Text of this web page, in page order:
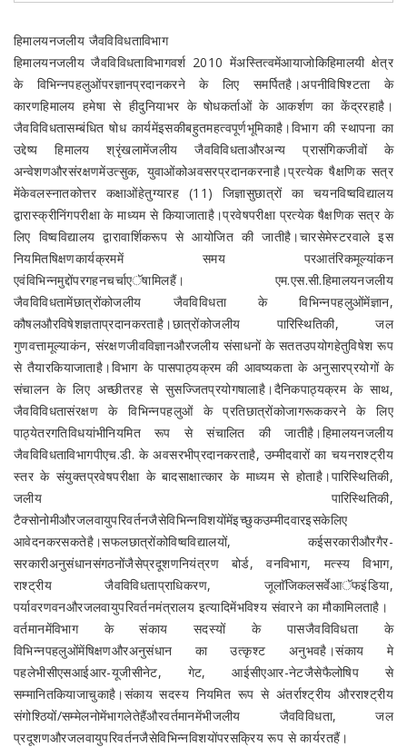
हिमालयनजलीय जैवविविधताविभाग
हिमालयनजलीय जैवविविधताविभागवर्श 2010 मेंअस्तित्वमेंआयाजोकिहिमालयी क्षेत्र
के विभिन्नपहलुओंपरज्ञानप्रदानकरने के लिए समर्पितहै।अपनीविषिश्टता के
कारणहिमालय हमेषा से हीदुनियाभर के षोधकर्ताओं के आकर्शण का केंद्ररहाहै।
जैवविविधतासम्बंधित षोध कार्यमेंइसकीबहुतमहत्वपूर्णभूमिकाहै।विभाग की स्थापना का
उद्देष्य हिमालय श्रृंखलामेंजलीय जैवविविधताऔरअन्य प्रासंगिकजीवों के
अन्वेशणऔरसंरक्षणमेंउत्सुक, युवाओंकोअवसरप्रदानकरनाहै।प्रत्येक षैक्षणिक सत्र
मेंकेवलस्नातकोत्तर कक्षाओंहेतुग्यारह (11) जिज्ञासुछात्रों का चयनविष्वविद्यालय
द्वारास्क्रीनिंगपरीक्षा के माध्यम से कियाजाताहै।प्रवेषपरीक्षा प्रत्येक षैक्षणिक सत्र के
लिए विष्वविद्यालय द्वारावार्शिकरूप से आयोजित की जातीहै।चारसेमेस्टरवाले इस
नियमितषिक्षणकार्यक्रममें समय परआतंरिकमूल्यांकन
एवंविभिन्नमुद्दोंपरगहनचर्चाएॅषामिलहैं। एम.एस.सी.हिमालयनजलीय
जैवविविधतामेंछात्रोंकोजलीय जैवविविधता के विभिन्नपहलुओंमेंज्ञान,
कौषलऔरविषेशज्ञताप्रदानकरताहै।छात्रोंकोजलीय पारिस्थितिकी, जल
गुणवत्तामूल्याकंन, संरक्षणजीवविज्ञानऔरजलीय संसाधनों के सततउपयोगहेतुविषेश रूप
से तैयारकियाजाताहै।विभाग के पासपाठ्यक्रम की आवष्यकता के अनुसारप्रयोगों के
संचालन के लिए अच्छीतरह से सुसज्जितप्रयोगषालाहै।दैनिकपाठ्यक्रम के साथ,
जैवविविधतासंरक्षण के विभिन्नपहलुओं के प्रतिछात्रोंकोजागरूककरने के लिए
पाठ्येतरगतिविधयांभीनियमित रूप से संचालित की जातीहै।हिमालयनजलीय
जैवविविधताविभागपीएच.डी. के अवसरभीप्रदानकरताहै, उम्मीदवारों का चयनराश्ट्रीय
स्तर के संयुक्तप्रवेषपरीक्षा के बादसाक्षात्कार के माध्यम से होताहै।पारिस्थितिकी,
जलीय पारिस्थितिकी,
टैक्सोनोमीऔरजलवायुपरिवर्तनजैसेविभिन्नविशयोंमेंइच्छुकउम्मीदवारइसकेलिए
आवेदनकरसकतेहै।सफलछात्रोंकोविष्वविद्यालयों, कईसरकारीऔरगैर-
सरकारीअनुसंधानसंगठनोंजैसेप्रदूशणनियंत्रण बोर्ड, वनविभाग, मत्स्य विभाग,
राश्ट्रीय जैवविविधताप्राधिकरण, जूलाॅजिकलसर्वेआॅफइंडिया,
पर्यावरणवनऔरजलवायुपरिवर्तनमंत्रालय इत्यादिमेंभविश्य संवारने का मौकामिलताहै।
वर्तमानमेंविभाग के संकाय सदस्यों के पासजैवविविधता के
विभिन्नपहलुओंमेंषिक्षणऔरअनुसंधान का उत्कृश्ट अनुभवहै।संकाय मे
पहलेभीसीएसआईआर-यूजीसीनेट, गेट, आईसीएआर-नेटजैसेफैलोषिप से
सम्मानितकियाजाचुकाहै।संकाय सदस्य नियमित रूप से अंतर्राश्ट्रीय औरराश्ट्रीय
संगोश्ठियों/सम्मेलनोमेंभागलेतेहैंऔरवर्तमानमेंभीजलीय जैवविविधता, जल
प्रदूशणऔरजलवायुपरिवर्तनजैसेविभिन्नविशयोंपरसक्रिय रूप से कार्यरतहैं।